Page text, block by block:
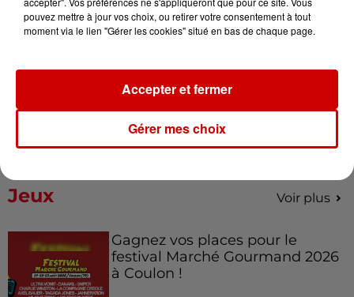
en...
est son programme ?
Jeux Voir plus
Gagnez vos places pour le
festival Marché Gourmand 2026
à Coulon !
pouvez mettre à jour vos choix, ou retirer votre consentement à tout
moment via le lien "Gérer les cookies" situé en bas de chaque page.
Gérer mes choix
Accepter et fermer